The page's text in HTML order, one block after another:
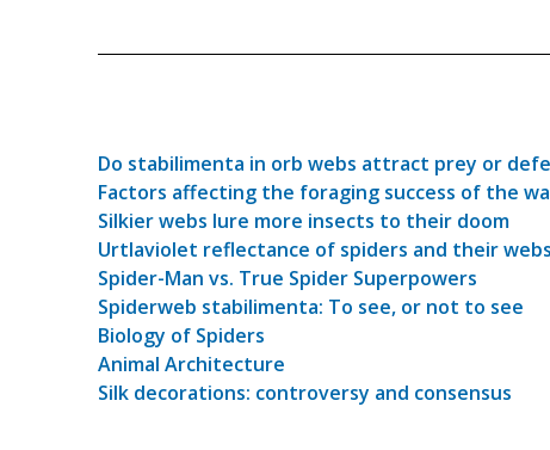
Do stabilimenta in orb webs attract prey or
Factors affecting the foraging success of the
Silkier webs lure more insects to their doom
Urtlaviolet reflectance of spiders and their webs
Spider-Man vs. True Spider Superpowers
Spiderweb stabilimenta: To see, or not to see
Biology of Spiders
Animal Architecture
Silk decorations: controversy and consensus